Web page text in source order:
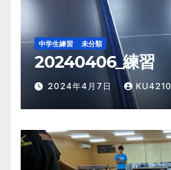
中学生練習 未分類
20240406_練習
2024年4月7日 KU4210